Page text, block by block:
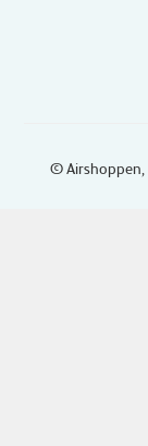
© Airshoppen